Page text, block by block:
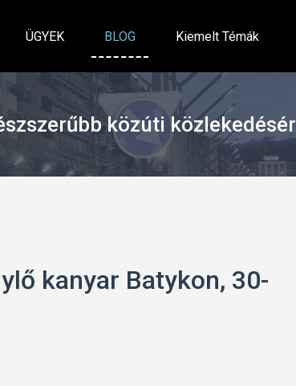
ÜGYEK BLOG Kiemelt Témák
közúti
kanyar Batykon, 30-